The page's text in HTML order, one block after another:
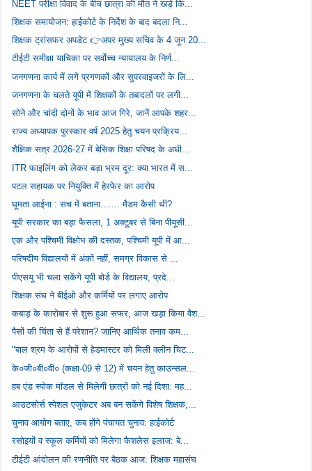
NEET परीक्षा विवाद के बीच छात्रा की मौत ने खड़े कि...
शिक्षक समायोजन: हाईकोर्ट के निर्देश के बाद बदला नि...
शिक्षक ट्रांसफर अपडेट 👉अपर मुख्य सचिव के 4 जून 20...
टीईटी समीक्षा याचिका पर सर्वोच्च न्यायालय के निर्ण...
जनगणना कार्य में लगे प्रगणकों और सुपरवाइजरों के लि...
जनगणना के चलते यूपी में शिक्षकों के तबादलों पर लगी...
सोने और चांदी दोनों के भाव आज गिरे, जानें आपके शहर...
राज्य अध्यापक पुरस्कार वर्ष 2025 हेतु चयन प्रक्रिय...
शैक्षिक सत्र 2026-27 में बेसिक शिक्षा परिषद के अधी...
ITR फाइलिंग को लेकर बड़ा भ्रम दूर: क्या भारत में स...
पटल सहायक पर नियुक्ति में हेरफेर का आरोप
घूमता आईना : सच में बताना....... मैडम कैसी थी?
यूपी सरकार का बड़ा फैसला, 1 अक्टूबर से बिना पीयूसी...
एक और पश्चिमी विक्षोभ की दस्तक, पश्चिमी यूपी में आ...
परिषदीय विद्यालयों में अंकों नहीं, समग्र विकास से ...
पीएसयू भी चला सकेंगे यूपी बोर्ड के विद्यालय, प्रदे...
शिक्षक संघ ने बीईओ और कर्मियों पर लगाए आरोप
कबाड़ के कारोबार से शुरू हुआ सफर, आज खड़ा किया वैश...
पैसों की चिंता से हैं परेशान? जानिए आर्थिक तनाव कम...
"बाल श्रम के आरोपों से हेडमास्टर को मिली क्लीन चिट...
के०जी०बी०वी० (कक्षा-09 से 12) में चयन हेतु काउन्सल...
हब एंड स्पोक मॉडल से मिलेगी छात्रों को नई दिशा: मह...
आउटसोर्स स्पेशल एजुकेटर अब बन सकेंगे विशेष शिक्षक,...
चुनाव आयोग बताए, कब होंगे पंचायत चुनाव: हाईकोर्ट
रसोइयों व स्कूल कर्मियों को मिलेगा कैशलेस इलाज: बे...
टीईटी आंदोलन की रणनीति पर बैठक आज: शिक्षक महासंघ